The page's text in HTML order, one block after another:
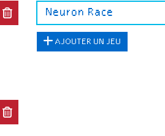
AJOUTER UN JEU